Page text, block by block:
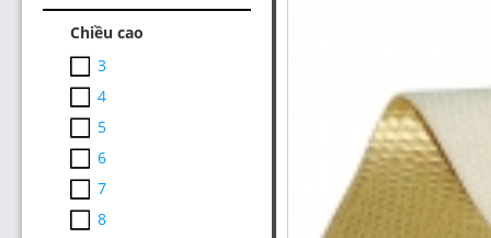
Chiều cao
3
4
5
6
7
8